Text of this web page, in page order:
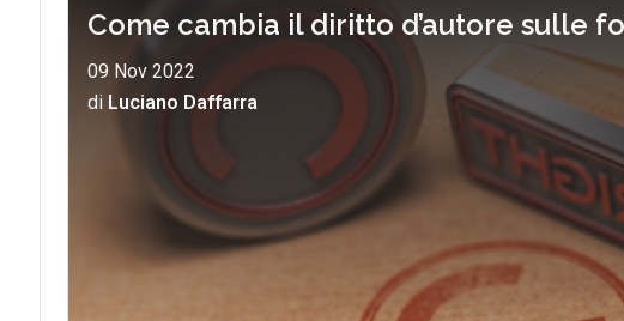
Come cambia il diritto d’autore sulle
09 Nov 2022
di Luciano Daffarra